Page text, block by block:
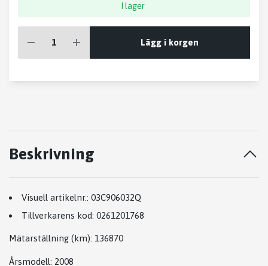
I lager
Lägg i korgen
Beskrivning
Visuell artikelnr.: 03C906032Q
Tillverkarens kod: 0261201768
Mätarställning (km): 136870
Årsmodell: 2008